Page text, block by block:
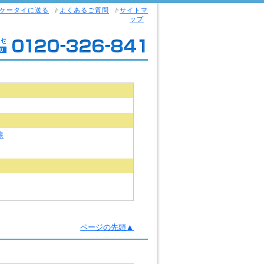
ケータイに送る よくあるご質問
サイトマ
ップ
ページの先頭▲